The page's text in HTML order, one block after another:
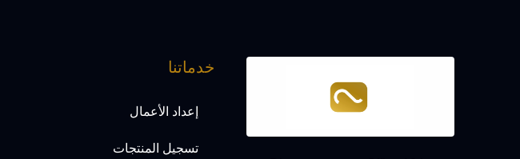
خدماتنا
إعداد الأعمال
تسجيل المنتجات